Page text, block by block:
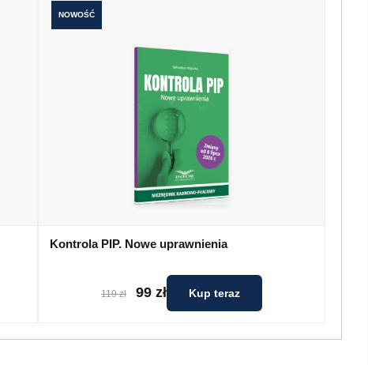
NOWOŚĆ
Kontrola PIP. Nowe uprawnienia
119 zł 99 zł Kup teraz